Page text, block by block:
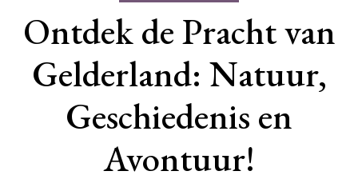
Ontdek de Pracht van
Gelderland: Natuur,
Geschiedenis en
Avontuur!